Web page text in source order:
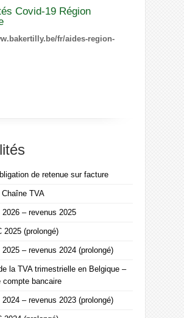
Covid-19 Région
fr/aides-region-
de retenue sur facture
Chaîne TVA
2026 – revenus 2025
2025 (prolongé)
– revenus 2024 (prolongé)
la TVA trimestrielle en Belgique –
compte bancaire
– revenus 2023 (prolongé)